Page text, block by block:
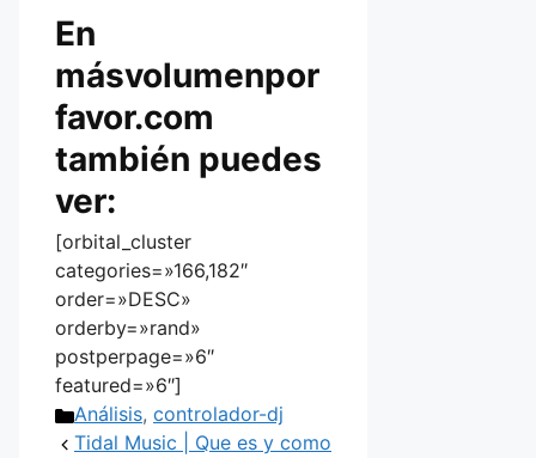
En
másvolumenpor
favor.com
también puedes
ver:
[orbital_cluster
categories=»166,182″
order=»DESC»
orderby=»rand»
postperpage=»6″
featured=»6″]
Categorías
Análisis, controlador-dj
Tidal Music | Que es y como